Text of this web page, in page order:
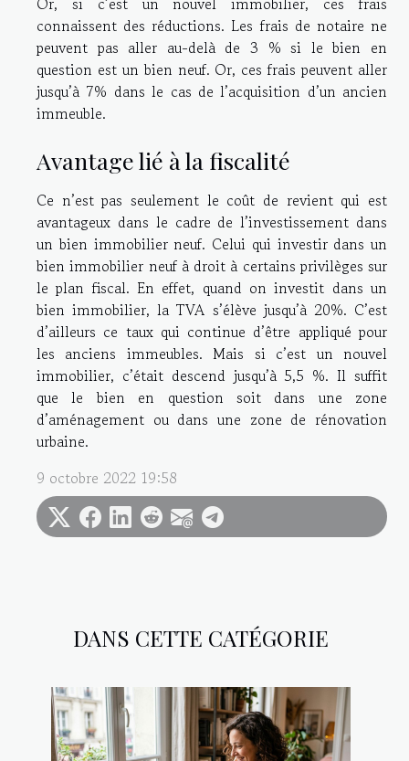
DANS CETTE CATÉGORIE
connaissent des réductions. Les frais de notaire ne
peuvent pas aller au-delà de 3 % si le bien en
question est un bien neuf. Or, ces frais peuvent aller
jusqu’à 7% dans le cas de l’acquisition d’un ancien
immeuble.
Avantage lié à la fiscalité
Ce n’est pas seulement le coût de revient qui est
avantageux dans le cadre de l’investissement dans
un bien immobilier neuf. Celui qui investir dans un
bien immobilier neuf à droit à certains privilèges sur
le plan fiscal. En effet, quand on investit dans un
bien immobilier, la TVA s’élève jusqu’à 20%. C’est
d’ailleurs ce taux qui continue d’être appliqué pour
les anciens immeubles. Mais si c’est un nouvel
immobilier, c’était descend jusqu’à 5,5 %. Il suffit
que le bien en question soit dans une zone
d’aménagement ou dans une zone de rénovation
urbaine.
9 octobre 2022 19:58